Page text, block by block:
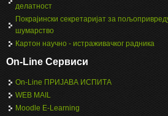
делатност
Покрајински секретаријат за
шумарство
Картон научно - истраживачког радника
On-Line Сервиси
On-Line ПРИЈАВА ИСПИТА
WEB MAIL
Moodle E-Learning